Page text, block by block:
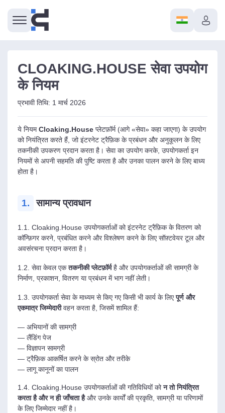
CLOAKING.HOUSE सेवा उपयोग
के नियम
प्रभावी तिथि: 1 मार्च 2026
ये नियमCloaking.House प्लेटफ़ॉर्म (आगे «सेवा» कहा जाएगा) के उपयोग
को नियंत्रित करते हैं, जो इंटरनेट ट्रैफ़िक के प्रबंधन और अनुकूलन के लिए
तकनीकी उपकरण प्रदान करता है। सेवा का उपयोग करके, उपयोगकर्ता इन
नियमों से अपनी सहमति की पुष्टि करता है और उनका पालन करने के लिए बाध्य
होता है।
1. सामान्य प्रावधान
1.1. Cloaking.House उपयोगकर्ताओं को इंटरनेट ट्रैफ़िक के वितरण को
कॉन्फ़िगर करने, प्रबंधित करने और विश्लेषण करने के लिए सॉफ़्टवेयर टूल और
अवसंरचना प्रदान करता है।
1.2. सेवा केवल एकतकनीकी प्लेटफ़ॉर्महै और उपयोगकर्ताओं की सामग्री के
निर्माण, प्रकाशन, वितरण या प्रबंधन में भाग नहीं लेती।
1.3. उपयोगकर्ता सेवा के माध्यम से किए गए किसी भी कार्य के लिएपूर्ण और
एकमात्र जिम्मेदारीवहन करता है, जिसमें शामिल हैं:
— अभियानों की सामग्री
— लैंडिंग पेज
— विज्ञापन सामग्री
— ट्रैफ़िक आकर्षित करने के स्रोत और तरीके
— लागू कानूनों का पालन
1.4. Cloaking.House उपयोगकर्ताओं की गतिविधियों कोन तो नियंत्रित
करता है और न ही जाँचता हैऔर उनके कार्यों की प्रकृति, सामग्री या परिणामों
के लिए जिम्मेदार नहीं है।